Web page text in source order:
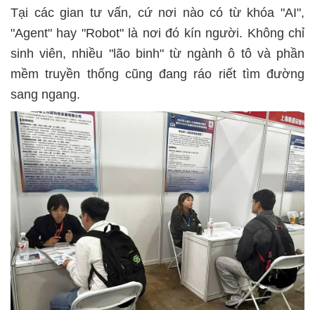
Tại các gian tư vấn, cứ nơi nào có từ khóa "AI",
"Agent" hay "Robot" là nơi đó kín người. Không chỉ
sinh viên, nhiều "lão binh" từ ngành ô tô và phần
mềm truyền thống cũng đang ráo riết tìm đường
sang ngang.